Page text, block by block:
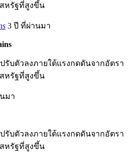
หรัฐที่สูงขึ้น
3 ปี ที่ผ่านมา
รับตัวลงภายใต้แรงกดดันจากอัตรา
หรัฐที่สูงขึ้น
มา
รับตัวลงภายใต้แรงกดดันจากอัตรา
หรัฐที่สูงขึ้น